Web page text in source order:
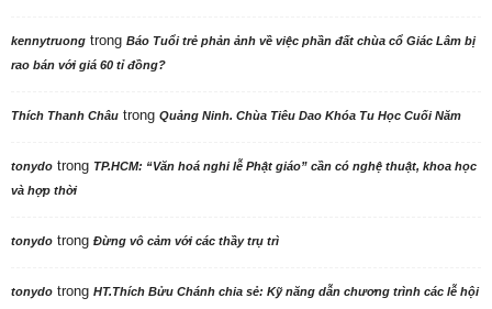
kennytruong trong Báo Tuổi trẻ phản ảnh về việc phần đất chùa cổ Giác Lâm bị
rao bán với giá 60 tỉ đồng?
Thích Thanh Châu trong Quảng Ninh. Chùa Tiêu Dao Khóa Tu Học Cuối Năm
tonydo trong TP.HCM: “Văn hoá nghi lễ Phật giáo” cần có nghệ thuật, khoa học
và hợp thời
tonydo trong Đừng vô cảm với các thầy trụ trì
tonydo trong HT.Thích Bửu Chánh chia sẻ: Kỹ năng dẫn chương trình các lễ hội